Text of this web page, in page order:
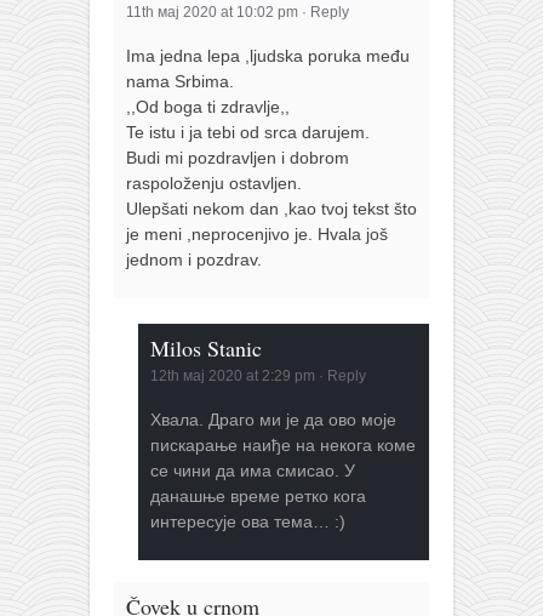
11th мај 2020 at 10:02 pm · Reply
Ima jedna lepa ,ljudska poruka među
nama Srbima.
,,Od boga ti zdravlje,,
Te istu i ja tebi od srca darujem.
Budi mi pozdravljen i dobrom
raspoloženju ostavljen.
Ulepšati nekom dan ,kao tvoj tekst što
je meni ,neprocenjivo je. Hvala još
jednom i pozdrav.
Milos Stanic
12th мај 2020 at 2:29 pm · Reply
Хвала. Драго ми је да ово моје
пискарање наиђе на некога коме
се чини да има смисао. У
данашње време ретко кога
интересује ова тема… :)
Čovek u crnom